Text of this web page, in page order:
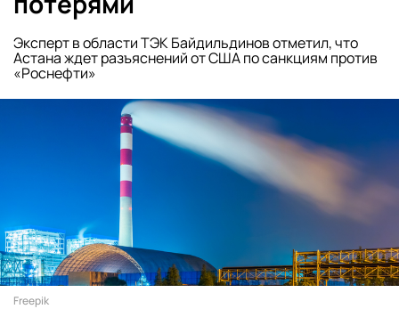
Эксперт в области ТЭК Байдильдинов отметил, что
Астана ждет разъяснений от США по санкциям против
«Роснефти»
Freepik